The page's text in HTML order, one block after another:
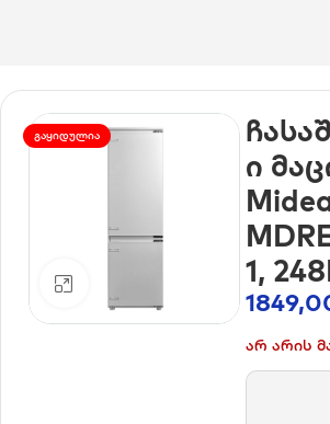
ᲒᲐᲧᲘᲓᲣᲚᲘᲐ
დააკლიკე გასადიდებლად
ი
1,
არ არის